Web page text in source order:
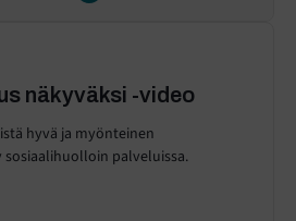
näkyväksi -video
hyvä ja myönteinen
sosiaalihuolloin palveluissa.